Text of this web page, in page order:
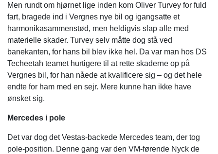
Men rundt om hjørnet lige inden kom Oliver Turvey for fuld
fart, bragede ind i Vergnes nye bil og igangsatte et
harmonikasammenstød, men heldigvis slap alle med
materielle skader. Turvey selv måtte dog stå ved
banekanten, for hans bil blev ikke hel. Da var man hos DS
Techeetah teamet hurtigere til at rette skaderne op på
Vergnes bil, for han nåede at kvalificere sig – og det hele
endte for ham med en sejr. Mere kunne han ikke have
ønsket sig.
Mercedes i pole
Det var dog det Vestas-backede Mercedes team, der tog
pole-position. Denne gang var den VM-førende Nyck de